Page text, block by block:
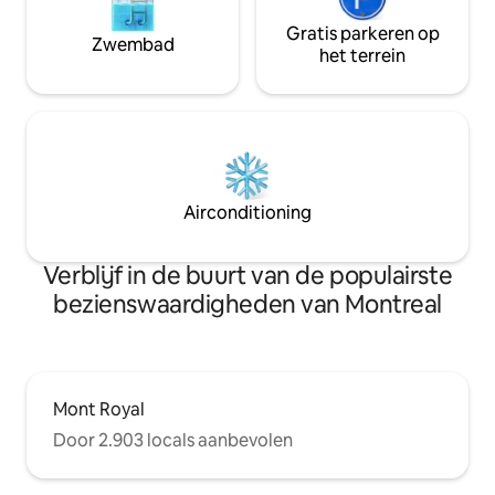
Zwembad
Gratis parkeren op
het terrein
Airconditioning
Verblijf in de buurt van de populairste
bezienswaardigheden van Montreal
Mont Royal
Door 2.903 locals aanbevolen